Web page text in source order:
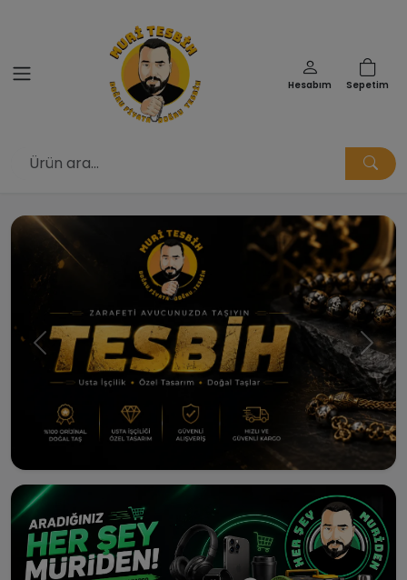
Hesabım Sepetim
Muri Tesbih | Doğru Fiyata